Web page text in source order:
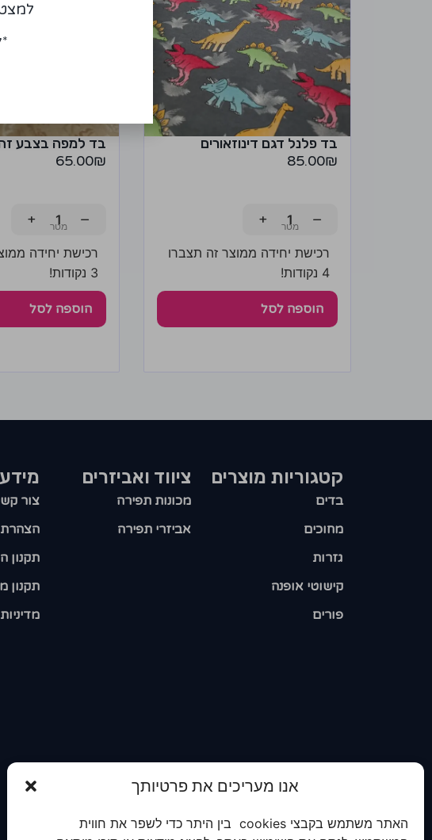
אנו מעריכים את פרטיותך
האתר משתמש בקבצי cookies בין היתר כדי לשפר את חווית
בד פלנל דגם דינוזאורים
85.00₪
−
+
רכישת יחידה ממוצר זה תצברו
4 נקודות!
הוספה לסל
בד למפה בצבע
65.00₪
−
+
רכישת יחידה
3 נקודות!
הוספה לסל
קטגוריות מוצרים​
בדים
מחוכים
גזרות
קישוטי אופנה
פורים
ציווד ואביזרים
מכונות תפירה
אביזרי תפירה
צור
הצהרת
תקנון
תקנון